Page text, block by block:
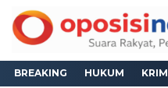
BREAKING HUKUM